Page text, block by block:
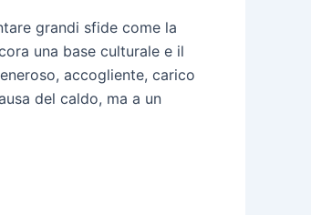
grandi sfide come la
una base culturale e il
accogliente, carico
del caldo, ma a un